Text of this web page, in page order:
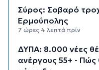
Σύρος: Σοβαρό
Ερμούπολης
7 ώρες 4 λεπτά πρίν
ΔΥΠΑ: 8.000 νέες
ανέργους 55+ -